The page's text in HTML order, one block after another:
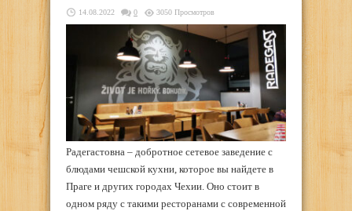
14.08.2022 0 3050 Просмотров
Радегастовна – добротное сетевое заведение с
блюдами чешской кухни, которое вы найдете в
Праге и других городах Чехии. Оно стоит в
одном ряду с такими ресторанами с современной